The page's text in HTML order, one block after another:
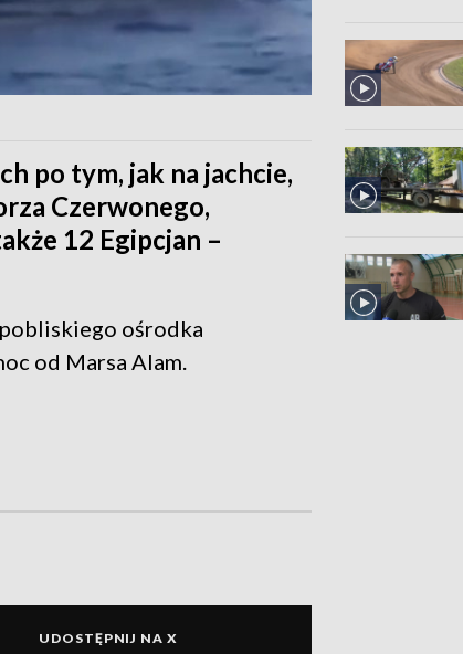
po tym, jak na jachcie,
Czerwonego,
12 Egipcjan –
ośrodka
od Marsa Alam.
UDOSTĘPNIJ NA X